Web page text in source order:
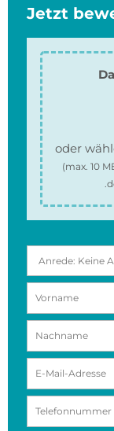
Jetzt
oder
(max. 10